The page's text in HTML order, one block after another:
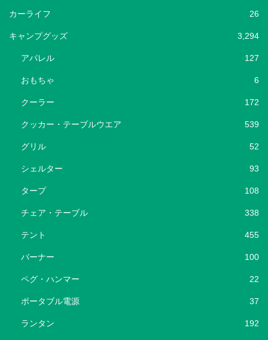
カーライフ 26
キャンプグッズ 3,294
アパレル 127
おもちゃ 6
クーラー 172
クッカー・テーブルウエア 539
グリル 52
シェルター 93
タープ 108
チェア・テーブル 338
テント 455
バーナー 100
ペグ・ハンマー 22
ポータブル電源 37
ランタン 192